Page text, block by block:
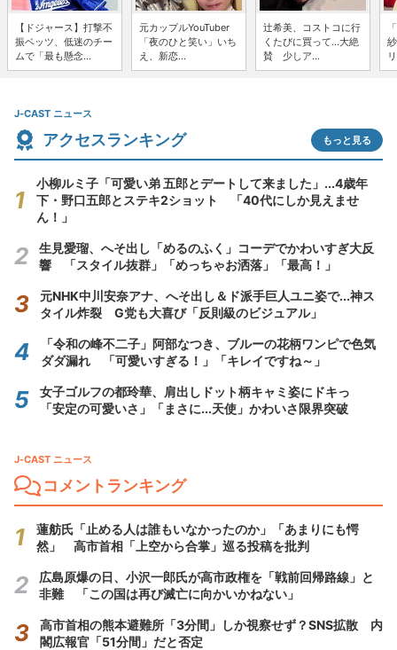
【ドジャース】打撃不
振ベッツ、低迷のチー
ムで「最も懸念...
元カップルYouTuber
「夜のひと笑い」いち
え、新恋...
辻希美、コストコに行
くたびに買って...大絶
賛 少しア...
J-CAST ニュース
アクセスランキング もっと見る
小柳ルミ子「可愛い弟 五郎とデートして来ました」...4歳年
下・野口五郎とステキ2ショット 「40代にしか見えませ
ん！」
生見愛瑠、へそ出し「めるのふく」コーデでかわいすぎ大反
響 「スタイル抜群」「めっちゃお洒落」「最高！」
元NHK中川安奈アナ、へそ出し＆ド派手巨人ユニ姿で...神ス
タイル炸裂 G党も大喜び「反則級のビジュアル」
「令和の峰不二子」阿部なつき、ブルーの花柄ワンピで色気
ダダ漏れ 「可愛いすぎる！」「キレイですね～」
女子ゴルフの都玲華、肩出しドット柄キャミ姿にドキっ
「安定の可愛いさ」「まさに...天使」かわいさ限界突破
J-CAST ニュース
コメントランキング
蓮舫氏「止める人は誰もいなかったのか」「あまりにも愕
然」 高市首相「上空から合掌」巡る投稿を批判
広島原爆の日、小沢一郎氏が高市政権を「戦前回帰路線」と
非難 「この国は再び滅亡に向かいかねない」
高市首相の熊本避難所「3分間」しか視察せず？SNS拡散 内
閣広報官「51分間」だと否定